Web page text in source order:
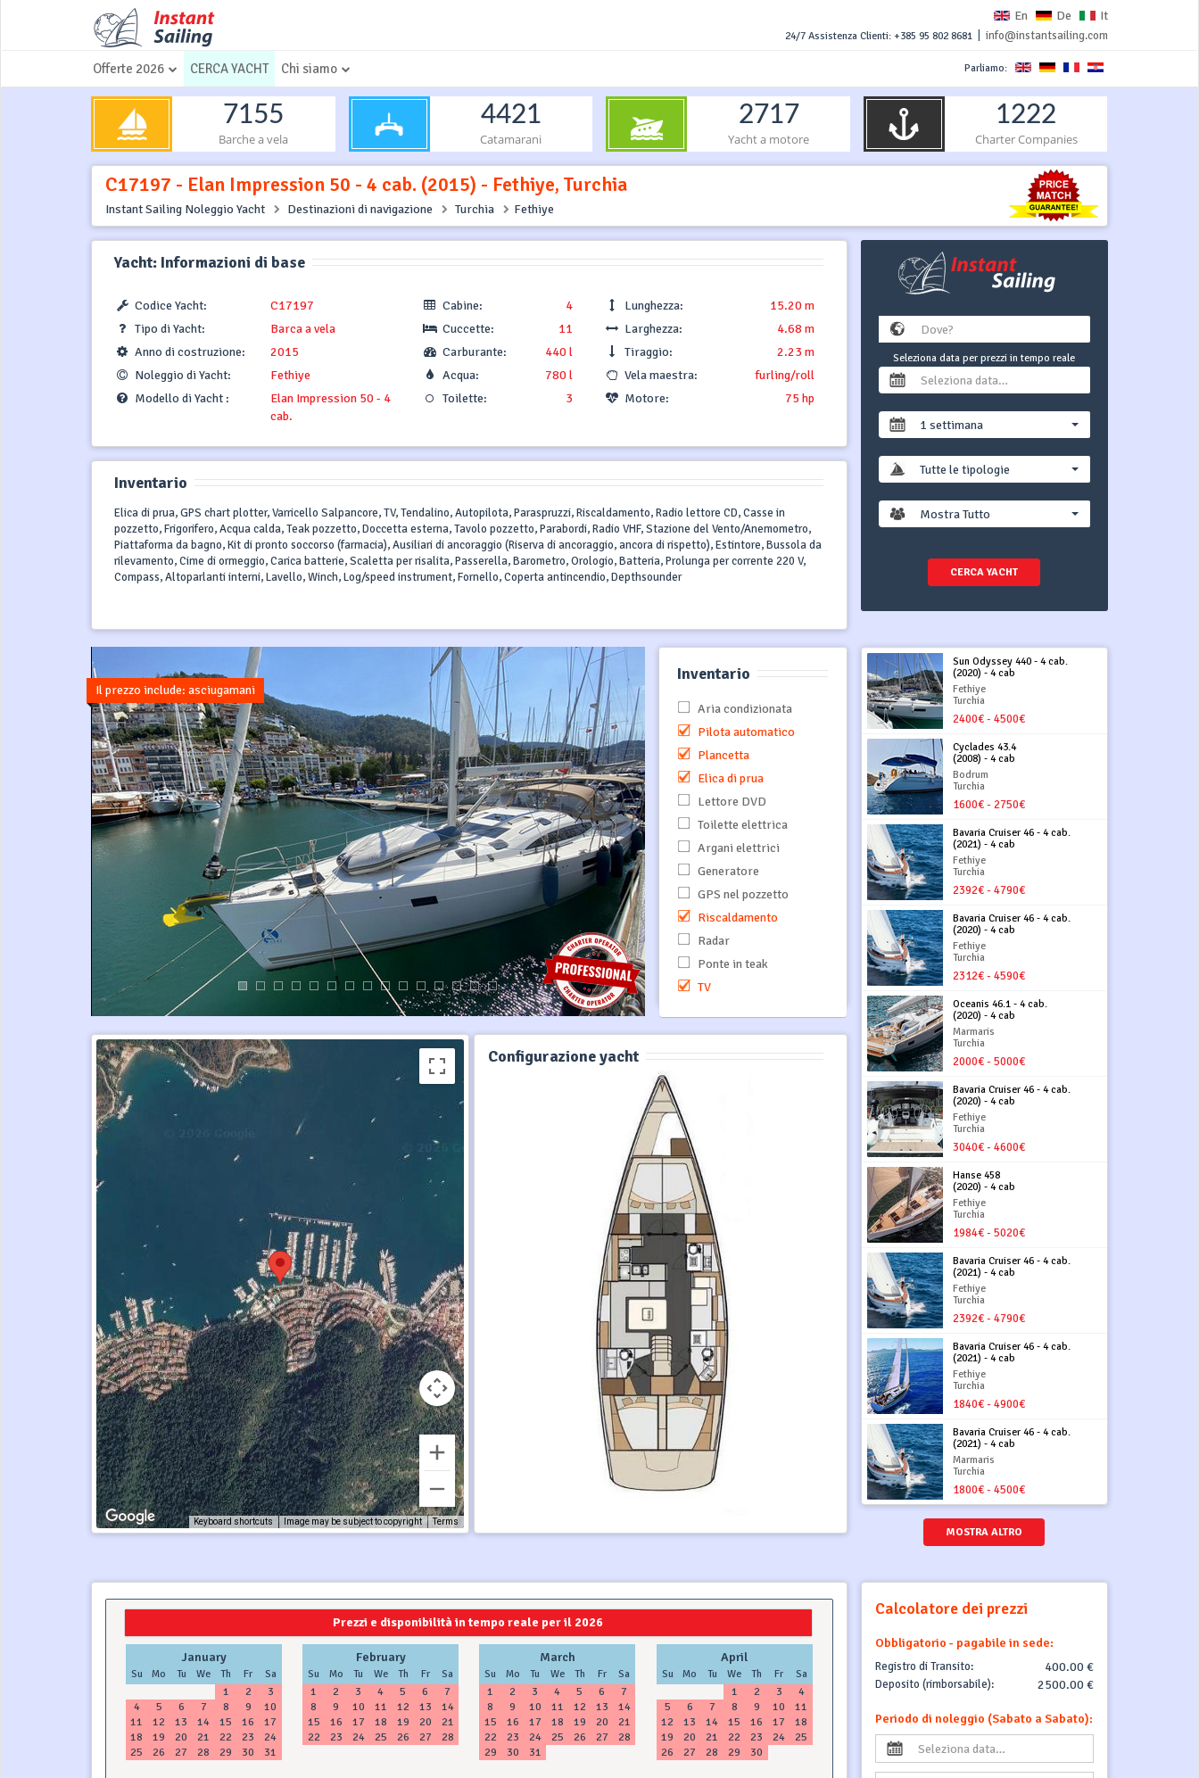
En De It
24/7 Assistenza Clienti: +385 95 802 8681 info@instantsailing.com
Parliamo:
Offerte 2026 CERCA YACHT Chi siamo
7155
Barche a vela
4421
Catamarani
2717
Yacht a motore
1222
Charter Companies
C17197 - Elan Impression 50 - 4 cab. (2015) - Fethiye, Turchia
Instant Sailing Noleggio Yacht Destinazioni di navigazione Turchia Fethiye
Yacht: Informazioni di base
Codice Yacht:
C17197
Tipo di Yacht:
Barca a vela
Anno di costruzione:
2015
Noleggio di Yacht:
Fethiye
Modello di Yacht :
Elan Impression 50 - 4
cab.
Cabine:
4
Cuccette:
11
Carburante:
440 l
Acqua:
780 l
Toilette:
3
Lunghezza:
15.20 m
Larghezza:
4.68 m
Tiraggio:
2.23 m
Vela maestra:
furling/roll
Motore:
75 hp
Inventario
Elica di prua, GPS chart plotter, Varricello Salpancore, TV, Tendalino, Autopilota, Paraspruzzi, Riscaldamento, Radio lettore CD, Casse in
pozzetto, Frigorifero, Acqua calda, Teak pozzetto, Doccetta esterna, Tavolo pozzetto, Parabordi, Radio VHF, Stazione del Vento/Anemometro,
Piattaforma da bagno, Kit di pronto soccorso (farmacia), Ausiliari di ancoraggio (Riserva di ancoraggio, ancora di rispetto), Estintore, Bussola da
rilevamento, Cime di ormeggio, Carica batterie, Scaletta per risalita, Passerella, Barometro, Orologio, Batteria, Prolunga per corrente 220 V,
Compass, Altoparlanti interni, Lavello, Winch, Log/speed instrument, Fornello, Coperta antincendio, Depthsounder
Seleziona data per prezzi in tempo reale
1 settimana
Tutte le tipologie
Mostra Tutto
CERCA YACHT
Il prezzo include: asciugamani
Inventario
Aria condizionata
Pilota automatico
Plancetta
Elica di prua
Lettore DVD
Toilette elettrica
Argani elettrici
Generatore
GPS nel pozzetto
Riscaldamento
Radar
Ponte in teak
TV
Keyboard shortcuts Image may be subject to copyright Terms
Configurazione yacht
Sun Odyssey 440 - 4 cab.
(2020) - 4 cab
Fethiye
Turchia
2400€ - 4500€
Cyclades 43.4
(2008) - 4 cab
Bodrum
Turchia
1600€ - 2750€
Bavaria Cruiser 46 - 4 cab.
(2021) - 4 cab
Fethiye
Turchia
2392€ - 4790€
Bavaria Cruiser 46 - 4 cab.
(2020) - 4 cab
Fethiye
Turchia
2312€ - 4590€
Oceanis 46.1 - 4 cab.
(2020) - 4 cab
Marmaris
Turchia
2000€ - 5000€
Bavaria Cruiser 46 - 4 cab.
(2020) - 4 cab
Fethiye
Turchia
3040€ - 4600€
Hanse 458
(2020) - 4 cab
Fethiye
Turchia
1984€ - 5020€
Bavaria Cruiser 46 - 4 cab.
(2021) - 4 cab
Fethiye
Turchia
2392€ - 4790€
Bavaria Cruiser 46 - 4 cab.
(2021) - 4 cab
Fethiye
Turchia
1840€ - 4900€
Bavaria Cruiser 46 - 4 cab.
(2021) - 4 cab
Marmaris
Turchia
1800€ - 4500€
MOSTRA ALTRO
Prezzi e disponibilità in tempo reale per il 2026
January
Su Mo Tu We Th Fr Sa
1 2
3
4
5 6 7 8 9
10
11
12 13 14 15 16
17
18
19 20 21 22 23
24
25
26 27 28 29 30 31
February
Su Mo Tu We Th Fr Sa
1 2 3 4 5 6
7
8
9 10 11 12 13
14
15
16 17 18 19 20
21
22
23 24 25 26 27 28
March
Su Mo Tu We Th Fr Sa
1 2 3 4 5 6
7
8
9 10 11 12 13
14
15
16 17 18 19 20
21
22
23 24 25 26 27
28
29
30 31
April
Su Mo Tu We Th Fr Sa
1 2 3
4
5
6 7 8 9 10
11
12
13 14 15 16 17
18
19
20 21 22 23 24
25
26
27 28 29 30
Calcolatore dei prezzi
Obbligatorio - pagabile in sede:
Registro di Transito: 400.00 €
Deposito (rimborsabile): 2500.00 €
Periodo di noleggio (Sabato a Sabato):